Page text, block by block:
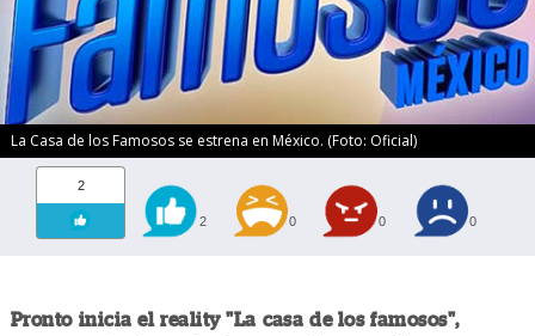
La Casa de los Famosos se estrena en México. (Foto: Oficial)
2
2 0 0 0
Pronto inicia el reality "La casa de los famosos",